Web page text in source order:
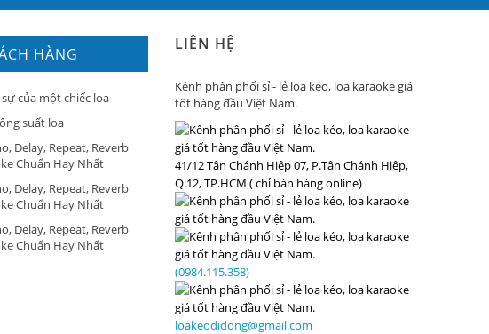
HÀNG
của một chiếc loa
suất loa
Delay, Repeat, Reverb
Chuẩn Hay Nhất
Delay, Repeat, Reverb
Chuẩn Hay Nhất
Delay, Repeat, Reverb
Chuẩn Hay Nhất
LIÊN HỆ
Kênh phân phối sỉ - lẻ loa kéo, loa karaoke giá
tốt hàng đầu Việt Nam.
41/12 Tân Chánh Hiệp 07, P.Tân Chánh Hiệp,
Q.12, TP.HCM ( chỉ bán hàng online)
(0984.115.358)
loakeodidong@gmail.com